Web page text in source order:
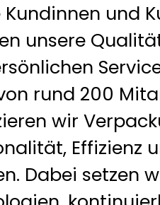
Kundinnen und
unsere
rund 200
wir
Effizienz
Dabei setzen